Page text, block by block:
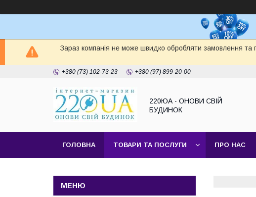
Зараз компанія не може швидко обробляти замовлення та
+380 (73) 102-73-23 +380 (97) 899-20-00
220ЮА - ОНОВИ СВІЙ
БУДИНОК
ГОЛОВНА ТОВАРИ ТА ПОСЛУГИ ПРО НАС